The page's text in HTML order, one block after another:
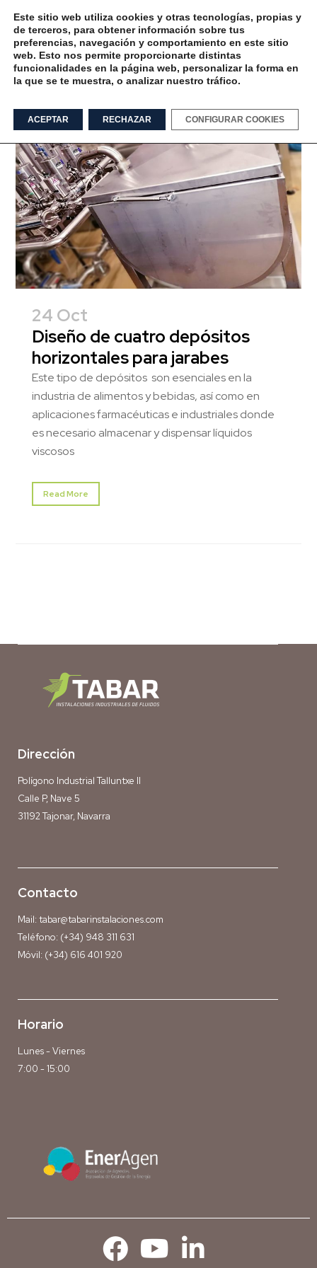
refresco Tag
24 Oct
Diseño de cuatro depósitos
horizontales para jarabes
Este tipo de depósitos son esenciales en la
industria de alimentos y bebidas, así como en
aplicaciones farmacéuticas e industriales donde
es necesario almacenar y dispensar líquidos
viscosos
Read More
Dirección
Polígono Industrial Talluntxe II
Calle P, Nave 5
31192 Tajonar, Navarra
Contacto
Mail: tabar@tabarinstalaciones.com
Teléfono: (+34) 948 311 631
Móvil: (+34) 616 401 920
Horario
Lunes - Viernes
7:00 - 15:00
Este sitio web utiliza cookies y otras tecnologías, propias y
de terceros, para obtener información sobre tus
preferencias, navegación y comportamiento en este sitio
web. Esto nos permite proporcionarte distintas
funcionalidades en la página web, personalizar la forma en
la que se te muestra, o analizar nuestro tráfico.
ACEPTAR RECHAZAR CONFIGURAR COOKIES